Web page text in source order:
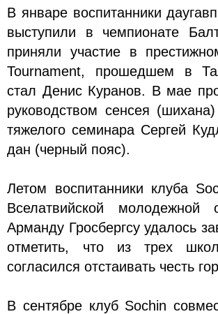
В январе воспитанники
выступили в чемпионате
приняли участие в
Tournament, прошедшем в
стал Денис Куранов. В мае
руководством сенсея
тяжелого семинара Сергей
дан (черный пояс).
Летом воспитанники клуба
Вселатвийской
Арманду Гросбергсу удалось
отметить, что из трех
согласился отстаивать честь
В сентябре клуб Sochin